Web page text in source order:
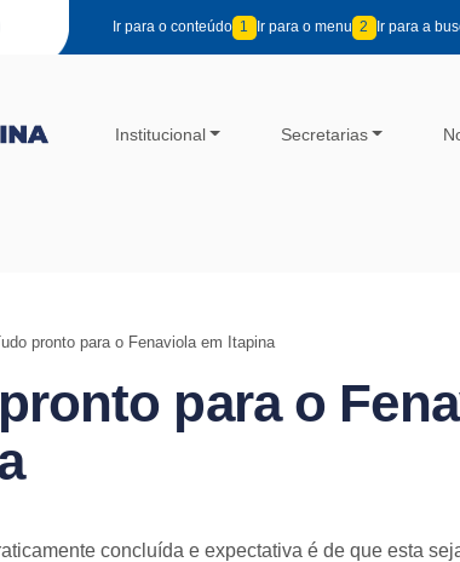
Ir para o conteúdo 1 Ir para o menu 2 Ir para a
Institucional Secretarias
pronto para o Fenaviola em Itapina
para o
concluída e expectativa é de que esta